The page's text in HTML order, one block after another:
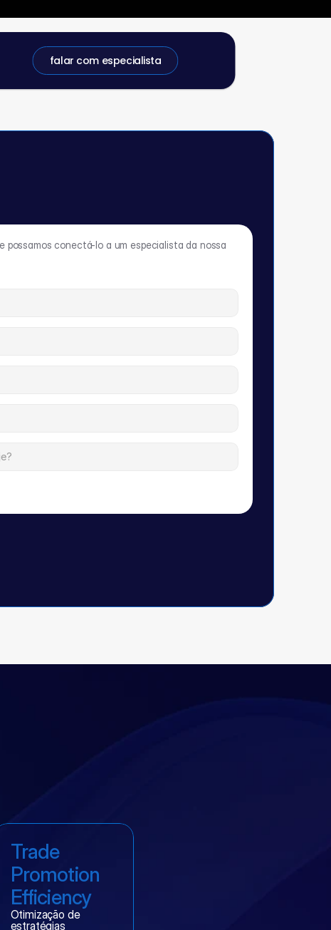
possamos conectá-lo a um especialista da nossa
Trade
Promotion
Efficiency
Otimização de
estratégias
falar com especialista